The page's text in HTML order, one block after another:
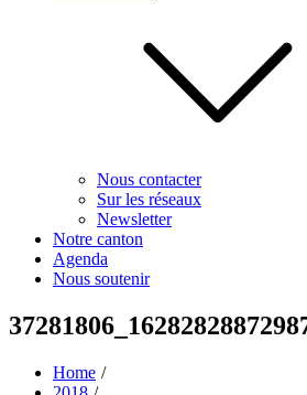
Nous contacter
Sur les réseaux
Newsletter
Notre canton
Agenda
Nous soutenir
Home